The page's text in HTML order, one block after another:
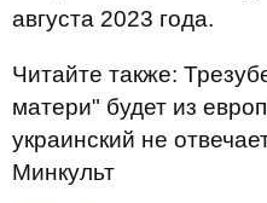
августа 2023 года.
Читайте также:
матери" будет из
украинский не
Минкульт